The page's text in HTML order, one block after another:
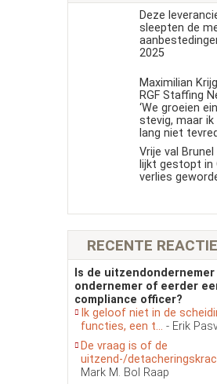
Deze
sleepten de
2025
Maximilian
RGF Staffing
‘We groeien
stevig, maar ik
lang niet
Vrije val Brunel
lijkt gestopt in
verlies
RECENTE
Is de
ondernemer of eerder
compliance officer?
Ik geloof niet in de
functies, een t... - Erik
De vraag is of de
uitzend-/
Mark M. Bol Raap